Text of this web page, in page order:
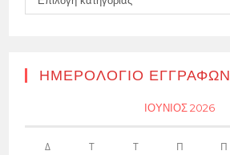
ΗΜΕΡΟΛΌΓΙΟ ΕΓΓΡΑΦΏΝ
ΙΟΎΝΙΟΣ 2026
Δ Τ Τ Π Π